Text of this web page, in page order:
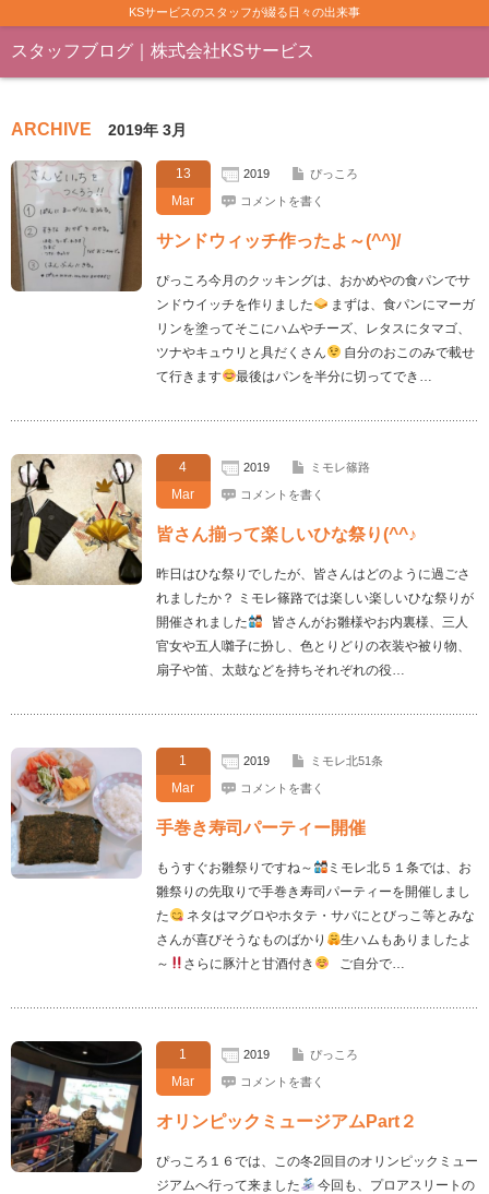
KSサービスのスタッフが綴る日々の出来事
スタッフブログ｜株式会社KSサービス
ARCHIVE 2019年 3月
13
Mar
2019 ぴっころ
コメントを書く
サンドウィッチ作ったよ～(^^)/
ぴっころ今月のクッキングは、おかめやの食パンでサ
ンドウイッチを作りました
まずは、食パンにマーガ
リンを塗ってそこにハムやチーズ、レタスにタマゴ、
ツナやキュウリと具だくさん
自分のおこのみで載せ
て行きます
最後はパンを半分に切ってでき…
4
Mar
2019 ミモレ篠路
コメントを書く
皆さん揃って楽しいひな祭り(^^♪
昨日はひな祭りでしたが、皆さんはどのように過ごさ
れましたか？ ミモレ篠路では楽しい楽しいひな祭りが
開催されました
皆さんがお雛様やお内裏様、三人
官女や五人囃子に扮し、色とりどりの衣装や被り物、
扇子や笛、太鼓などを持ちそれぞれの役…
1
Mar
2019 ミモレ北51条
コメントを書く
手巻き寿司パーティー開催
もうすぐお雛祭りですね～
ミモレ北５１条では、お
雛祭りの先取りで手巻き寿司パーティーを開催しまし
た
ネタはマグロやホタテ・サバにとびっこ等とみな
さんが喜びそうなものばかり
生ハムもありましたよ
～
さらに豚汁と甘酒付き ご自分で…
1
Mar
2019 ぴっころ
コメントを書く
オリンピックミュージアムPart２
ぴっころ１６では、この冬2回目のオリンピックミュー
ジアムへ行って来ました
今回も、プロアスリートの